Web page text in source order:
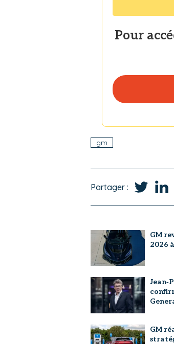
Pour
gm
Partager :
GM
2026
GM